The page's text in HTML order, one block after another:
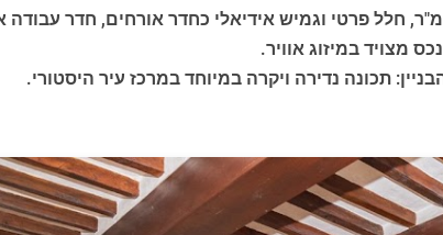
הקומה העליונה, המחוברת במדרגות עץ פנימיות, כוללת חדר גג רב-תכליתי בשטח של כ-21 מ"ר, חלל פרטי וגמיש אידיאלי כחדר